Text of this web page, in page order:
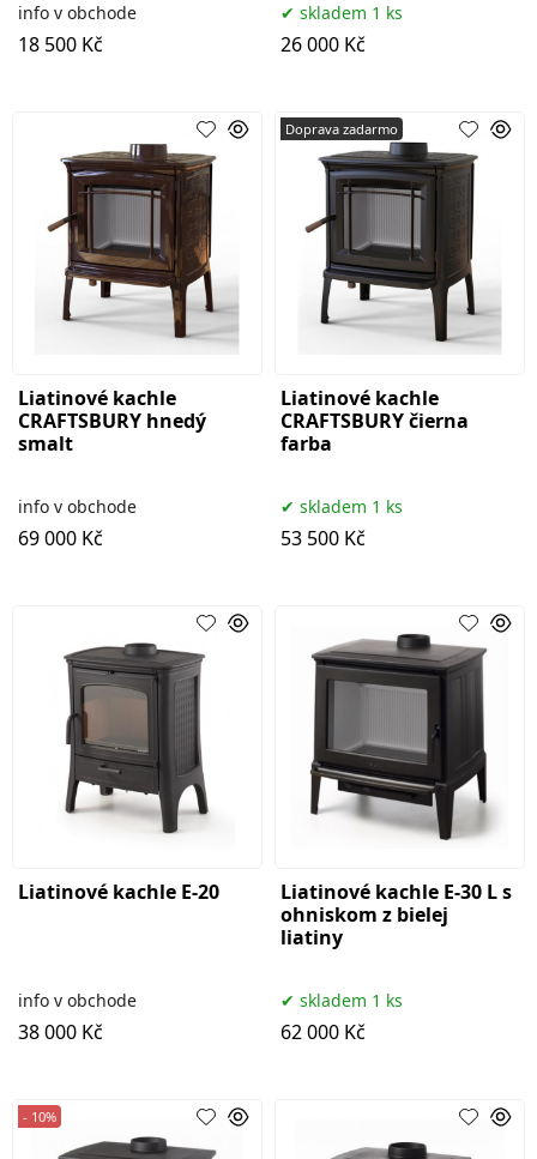
info v obchode
18 500 Kč
skladem 1 ks
26 000 Kč
Liatinové kachle
CRAFTSBURY hnedý
smalt
info v obchode
69 000 Kč
Liatinové kachle
CRAFTSBURY čierna
farba
Doprava zadarmo
skladem 1 ks
53 500 Kč
Liatinové kachle E-20
info v obchode
38 000 Kč
Liatinové kachle E-30 L s
ohniskom z bielej
liatiny
skladem 1 ks
62 000 Kč
- 10%